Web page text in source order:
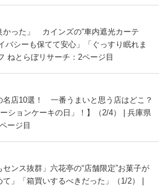
かった」 カインズの“車内遮光カーテ
シーも保てて安心」「ぐっすり眠れま
ねとらぼリサーチ：2ページ目
名店10選！ 一番うまいと思う店はどこ？
ーションケーキの日」！】（2/4） | 兵庫県
ージ目
センス抜群」六花亭の“店舗限定”お菓子が
」「箱買いするべきだった」（1/2） |